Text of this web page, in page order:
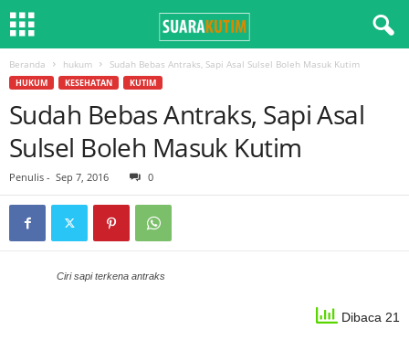
Beranda hukum Sudah Bebas Antraks, Sapi Asal Sulsel Boleh Masuk Kutim
HUKUM KESEHATAN KUTIM
Sudah Bebas Antraks, Sapi Asal
Sulsel Boleh Masuk Kutim
Penulis - Sep 7, 2016 0
Ciri sapi terkena antraks
Dibaca 21